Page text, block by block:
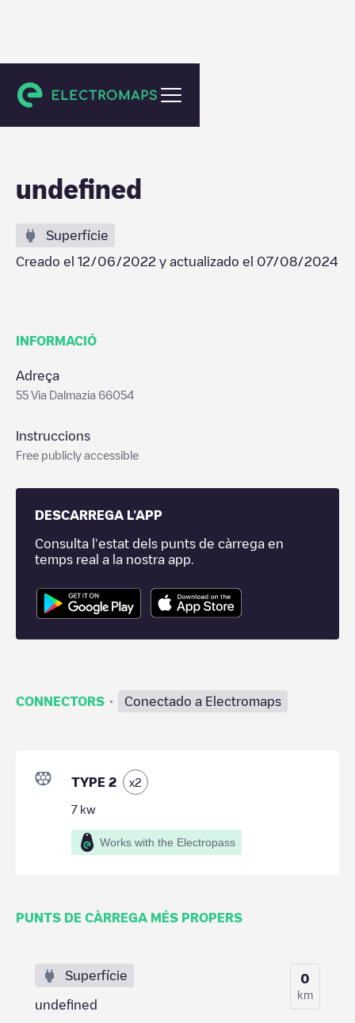
Marina di Vasto
undefined
Superfície
Creado el 12/06/2022 y actualizado el 07/08/2024
INFORMACIÓ
Adreça
55 Via Dalmazia 66054
Instruccions
Free publicly accessible
DESCARREGA L'APP
Consulta l'estat dels punts de càrrega en
temps real a la nostra app.
CONNECTORS · Conectado a Electromaps
TYPE 2 x2
7 kw
Works with the Electropass
PUNTS DE CÀRREGA MÉS PROPERS
Superfície
undefined
0
km